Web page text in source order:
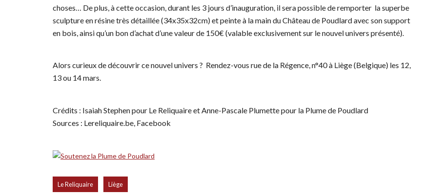
choses… De plus, à cette occasion, durant les 3 jours d’inauguration, il sera possible de remporter la superbe
sculpture en résine très détaillée (34x35x32cm) et peinte à la main du Château de Poudlard avec son support
en bois, ainsi qu’un bon d’achat d’une valeur de 150€ (valable exclusivement sur le nouvel univers présenté).
Alors curieux de découvrir ce nouvel univers ? Rendez-vous rue de la Régence, n°40 à Liège (Belgique) les 12,
13 ou 14 mars.
Crédits : Isaiah Stephen pour Le Reliquaire et Anne-Pascale Plumette pour la Plume de Poudlard
Sources : Lereliquaire.be, Facebook
Le Reliquaire Liège